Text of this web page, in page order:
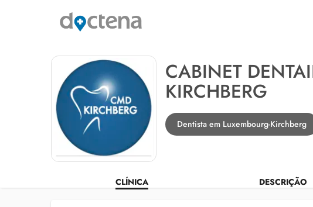
CABINET
KIRCHBERG
Dentista em Luxembourg-Kirchberg
CLÍNICA DESCRIÇÃO